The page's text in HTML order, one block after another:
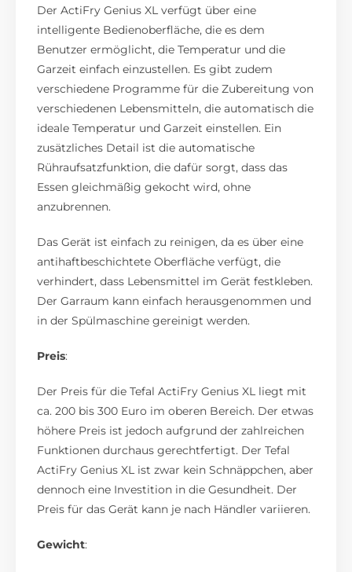
Der ActiFry Genius XL verfügt über eine
intelligente Bedienoberfläche, die es dem
Benutzer ermöglicht, die Temperatur und die
Garzeit einfach einzustellen. Es gibt zudem
verschiedene Programme für die Zubereitung von
verschiedenen Lebensmitteln, die automatisch die
ideale Temperatur und Garzeit einstellen. Ein
zusätzliches Detail ist die automatische
Rühraufsatzfunktion, die dafür sorgt, dass das
Essen gleichmäßig gekocht wird, ohne
anzubrennen.
Das Gerät ist einfach zu reinigen, da es über eine
antihaftbeschichtete Oberfläche verfügt, die
verhindert, dass Lebensmittel im Gerät festkleben.
Der Garraum kann einfach herausgenommen und
in der Spülmaschine gereinigt werden.
Preis:
Der Preis für die Tefal ActiFry Genius XL liegt mit
ca. 200 bis 300 Euro im oberen Bereich. Der etwas
höhere Preis ist jedoch aufgrund der zahlreichen
Funktionen durchaus gerechtfertigt. Der Tefal
ActiFry Genius XL ist zwar kein Schnäppchen, aber
dennoch eine Investition in die Gesundheit. Der
Preis für das Gerät kann je nach Händler variieren.
Gewicht: